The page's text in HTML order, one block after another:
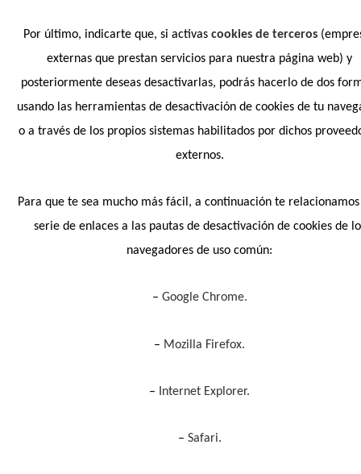
Por último, indicarte que, si activascookies de terceros
externas que prestan servicios para nuestra página web) y
posteriormente deseas desactivarlas, podrás hacerlo de dos
usando las herramientas de desactivación de cookies de tu
o a través de los propios sistemas habilitados por dichos
externos.
Para que te sea mucho más fácil, a continuación te
serie de enlaces a las pautas de desactivación de cookies de
navegadores de uso común:
– Google Chrome.
– Mozilla Firefox.
– Internet Explorer.
– Safari.